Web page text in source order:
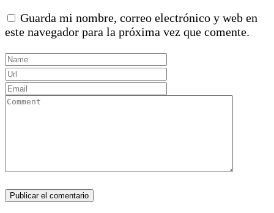
Guarda mi nombre, correo electrónico y web en
este navegador para la próxima vez que comente.